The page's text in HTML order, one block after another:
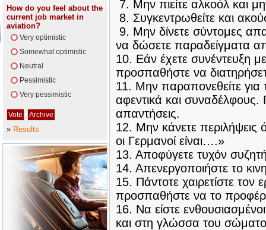
How do you feel about the
current job market in
aviation?
Very optimistic
Somewhat optimistic
Neutral
Pessimistic
Very pessimistic
» Results
7. Μην πιείτε αλκοόλ και
8. Συγκεντρωθείτε και
9. Μην δίνετε σύντομες
να δώσετε παραδείγματα
10. Εάν έχετε συνέντευξη
προσπαθήστε να
11. Μην παραπονεθείτε για
αφεντικά και
απαντήσεις.
12. Μην κάνετε περιλήψεις
οι Γερμανοί είναι….»
13. Αποφύγετε τυχόν
14. Απενεργοποιήστε το
15. Πάντοτε χαιρετίστε
προσπαθήστε να το
16. Να είστε
και στη γλώσσα του